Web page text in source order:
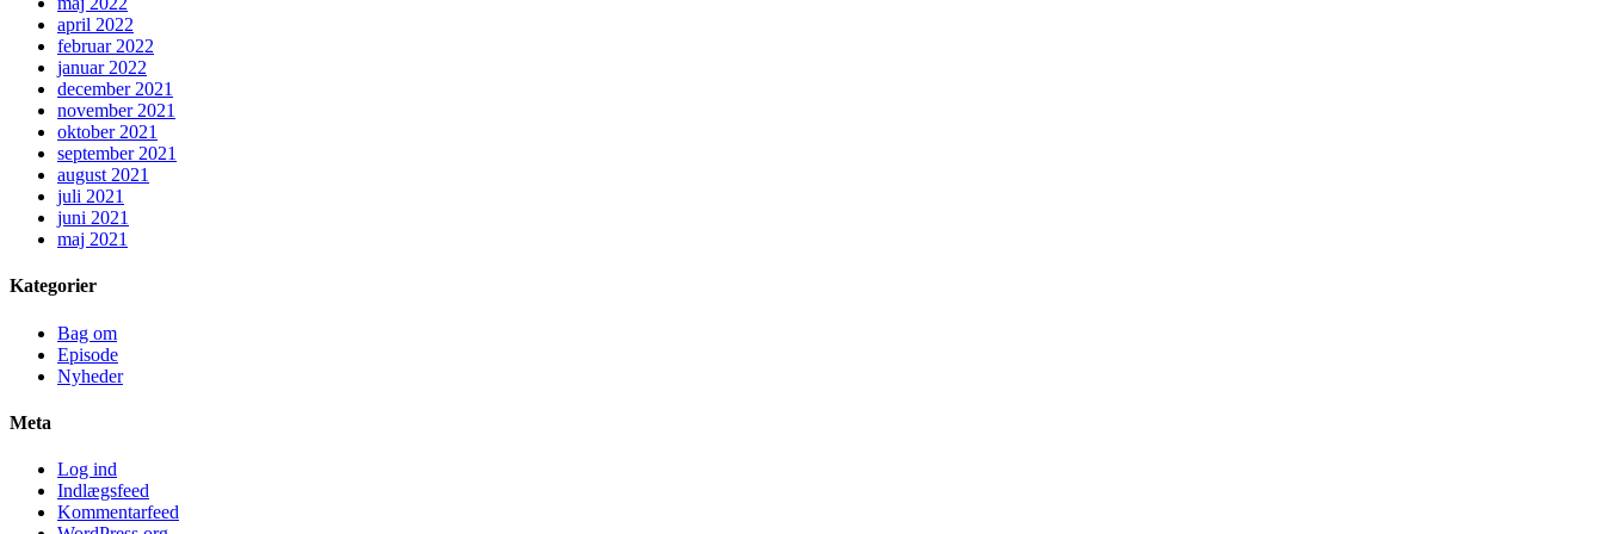
april 2022
februar 2022
januar 2022
december 2021
november 2021
oktober 2021
september 2021
august 2021
juli 2021
juni 2021
maj 2021
Kategorier
Bag om
Episode
Nyheder
Meta
Log ind
Indlægsfeed
Kommentarfeed